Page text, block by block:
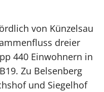
von Künzelsau
dreier
440 Einwohnern in
Zu Belsenberg
und Siegelhof